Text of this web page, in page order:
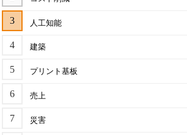
人工知能
建築
プリント基板
売上
災害